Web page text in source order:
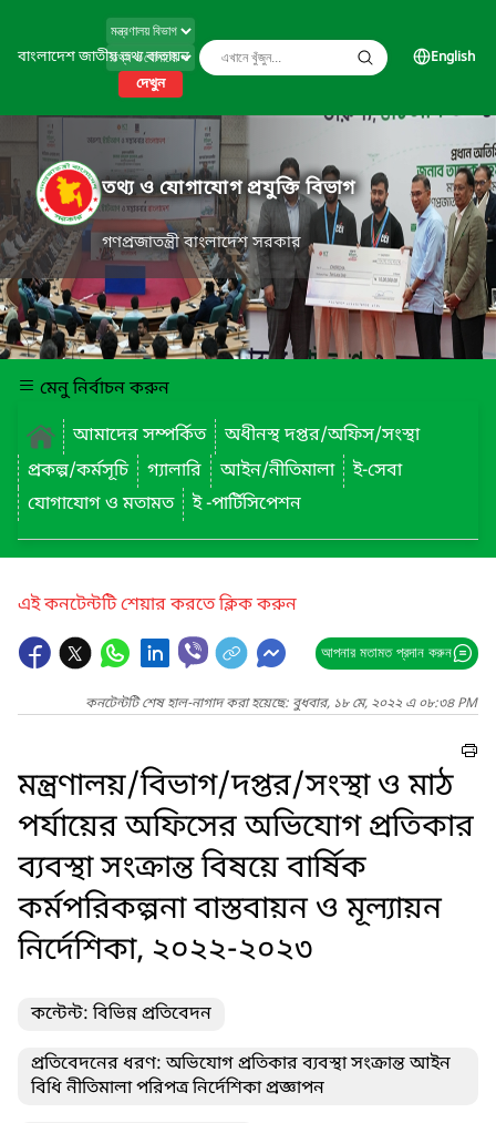
বাংলাদেশ জাতীয় তথ্য বাতায়ন
দেখুন
English
তথ্য ও যোগাযোগ প্রযুক্তি বিভাগ
গণপ্রজাতন্ত্রী বাংলাদেশ সরকার
মেনু নির্বাচন করুন
আমাদের সম্পর্কিত
অধীনস্থ দপ্তর/অফিস/সংস্থা
প্রকল্প/কর্মসূচি
গ্যালারি আইন/নীতিমালা
ই-সেবা
যোগাযোগ ও মতামত
ই -পার্টিসিপেশন
এই কনটেন্টটি শেয়ার করতে ক্লিক করুন
আপনার মতামত প্রদান করুন
কনটেন্টটি শেষ হাল-নাগাদ করা হয়েছে: বুধবার, ১৮ মে, ২০২২ এ ০৮:৩৪ PM
মন্ত্রণালয়/বিভাগ/দপ্তর/সংস্থা ও মাঠ
পর্যায়ের অফিসের অভিযোগ প্রতিকার
ব্যবস্থা সংক্রান্ত বিষয়ে বার্ষিক
কর্মপরিকল্পনা বাস্তবায়ন ও মূল্যায়ন
নির্দেশিকা, ২০২২-২০২৩
কন্টেন্ট: বিভিন্ন প্রতিবেদন
প্রতিবেদনের ধরণ: অভিযোগ প্রতিকার ব্যবস্থা সংক্রান্ত আইন
বিধি নীতিমালা পরিপত্র নির্দেশিকা প্রজ্ঞাপন